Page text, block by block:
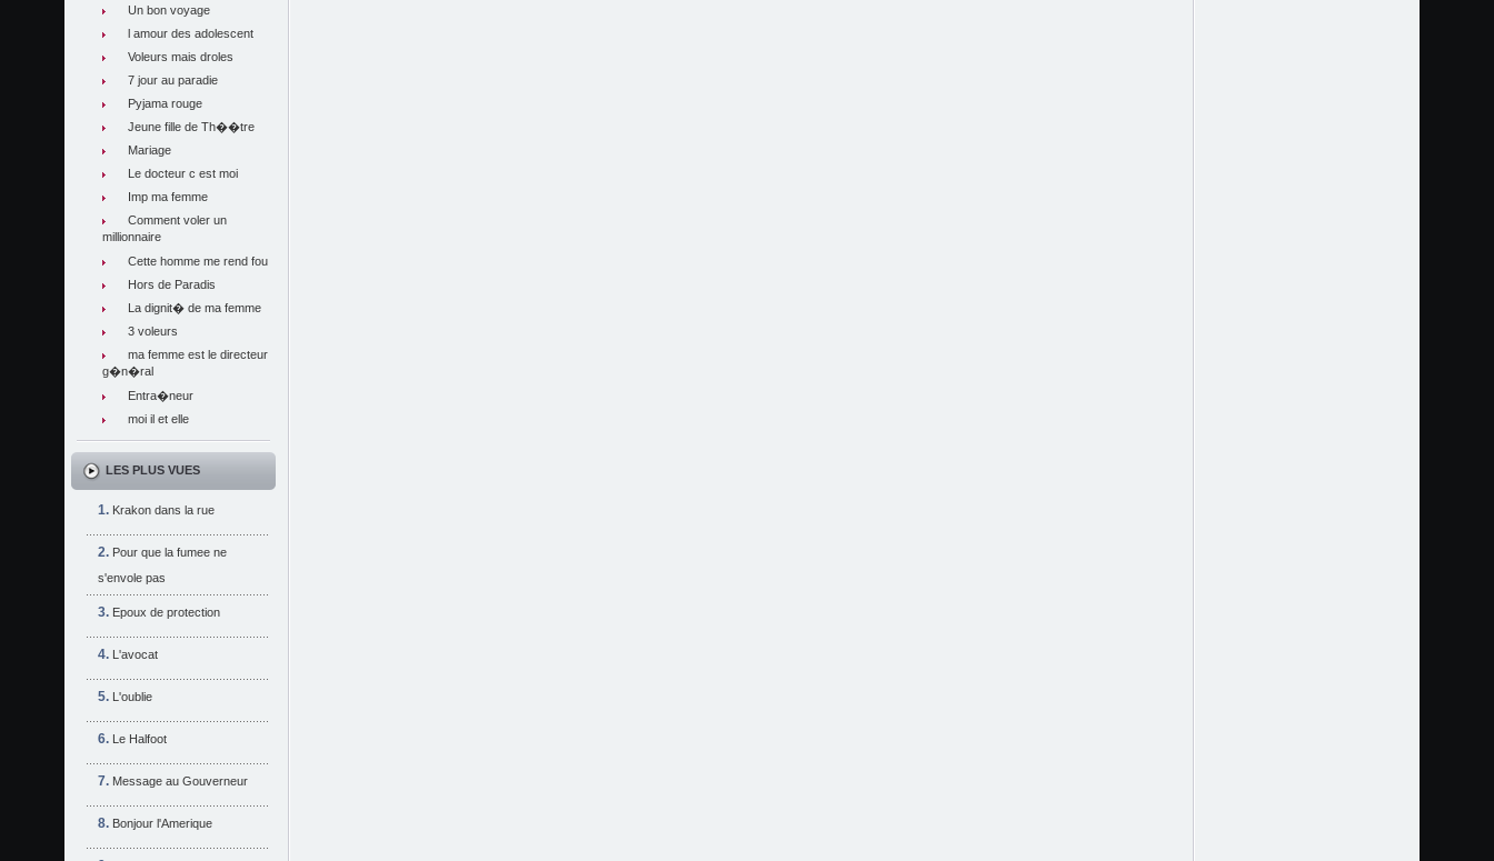
Un bon voyage
l amour des adolescent
Voleurs mais droles
7 jour au paradie
Pyjama rouge
Jeune fille de Th��tre
Mariage
Le docteur c est moi
Imp ma femme
Comment voler un
millionnaire
Cette homme me rend fou
Hors de Paradis
La dignit� de ma femme
3 voleurs
ma femme est le directeur
g�n�ral
Entra�neur
moi il et elle
LES PLUS VUES
Krakon dans la rue
Pour que la fumee ne
s'envole pas
Epoux de protection
L'avocat
L'oublie
Le Halfoot
Message au Gouverneur
Bonjour l'Amerique